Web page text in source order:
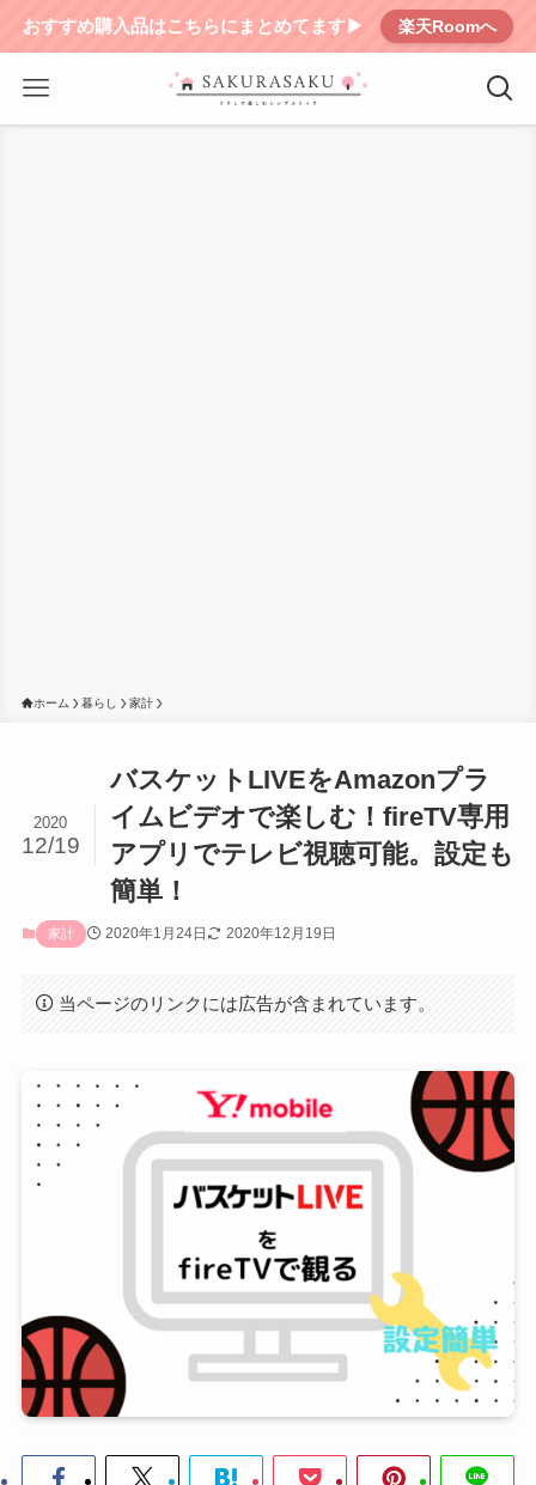
おすすめ購入品はこちらにまとめてます▶︎ 楽天Roomへ
ホーム 暮らし 家計
バスケットLIVEをAmazonプラ
イムビデオで楽しむ！fireTV専用
アプリでテレビ視聴可能。設定も
簡単！
2020
12/19
家計 2020年1月24日 2020年12月19日
当ページのリンクには広告が含まれています。